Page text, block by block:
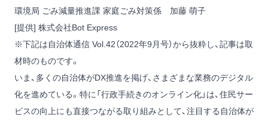
環境局 ごみ減量推進課 家庭ごみ対策係 加藤 萌子
[提供] 株式会社Bot Express
※下記は自治体通信 Vol.42（2022年9月号）から抜粋し、記事は取
材時のものです。
いま、多くの自治体がDX推進を掲げ、さまざまな業務のデジタル
化を進めている。特に「行政手続きのオンライン化」は、住民サー
ビスの向上にも直接つながる取り組みとして、注目する自治体が